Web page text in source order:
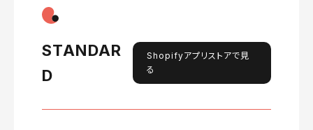
STANDAR
D
Shopifyアプリストアで見
る